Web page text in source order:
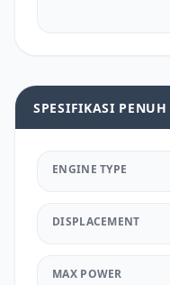
SPESIFIKASI PENUH
ENGINE TYPE
DISPLACEMENT
MAX POWER